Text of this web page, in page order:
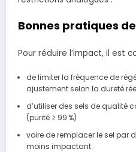
Bonnes pratiques
Pour réduire l’impact, il est
de limiter la fréquence de
ajustement selon la dureté
d’utiliser des sels de qualité
(purité ≥ 99 %)
voire de remplacer le sel par
moins impactant.